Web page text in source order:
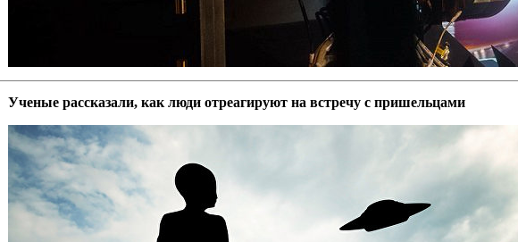
Ученые рассказали, как люди отреагируют на встречу с пришельцами